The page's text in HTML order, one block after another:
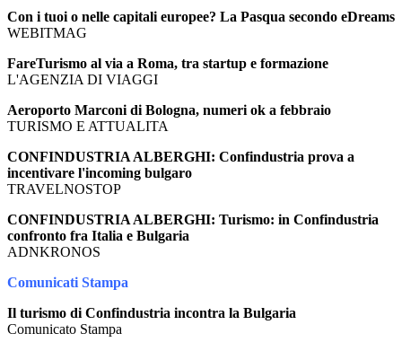
Con i tuoi o nelle capitali europee? La Pasqua secondo eDreams
WEBITMAG
FareTurismo al via a Roma, tra startup e formazione
L'AGENZIA DI VIAGGI
Aeroporto Marconi di Bologna, numeri ok a febbraio
TURISMO E ATTUALITA
CONFINDUSTRIA ALBERGHI: Confindustria prova a
incentivare l'incoming bulgaro
TRAVELNOSTOP
CONFINDUSTRIA ALBERGHI: Turismo: in Confindustria
confronto fra Italia e Bulgaria
ADNKRONOS
Comunicati Stampa
Il turismo di Confindustria incontra la Bulgaria
Comunicato Stampa